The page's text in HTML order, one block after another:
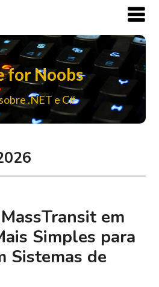
for Noobs
.NET e C#
em
Simples para
Sistemas de